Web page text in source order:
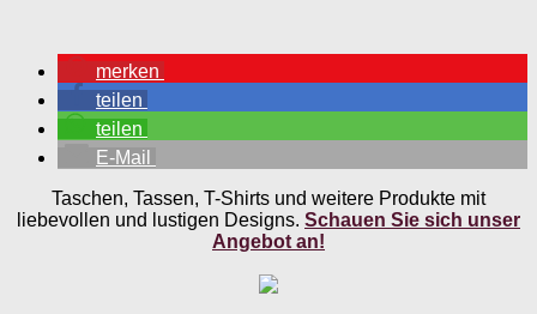
merken
teilen
teilen
E-Mail
Taschen, Tassen, T-Shirts und weitere Produkte mit
liebevollen und lustigen Designs. Schauen Sie sich unser
Angebot an!